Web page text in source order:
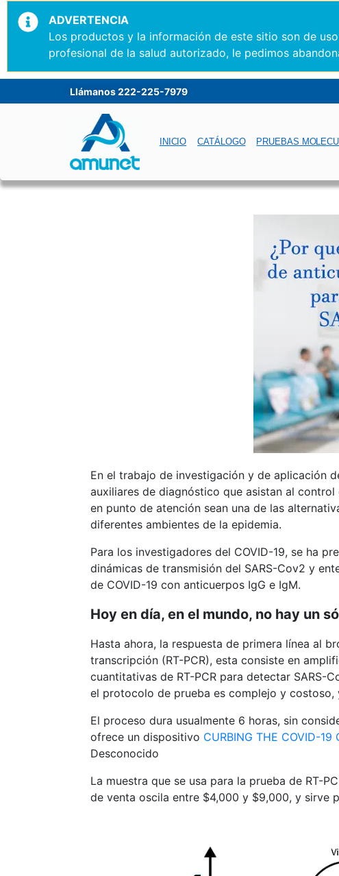
ADVERTENCIA
Los productos y la información de este sitio son de uso
profesional de la salud autorizado, le pedimos
Llámanos 222-225-7979
INICIO CATÁLOGO PRUEBAS
En el trabajo de investigación y de aplicación
auxiliares de diagnóstico que asistan al
en punto de atención sean una de las
diferentes ambientes de la epidemia.
Para los investigadores del COVID-19, se ha
dinámicas de transmisión del SARS-Cov2 y
de COVID-19 con anticuerpos IgG e IgM.
Hoy en día, en el mundo, no hay un
Hasta ahora, la respuesta de primera línea al
transcripción (RT-PCR), esta consiste en
cuantitativas de RT-PCR para detectar SARS-
el protocolo de prueba es complejo y
El proceso dura usualmente 6 horas, sin
ofrece un dispositivo CURBING THE COVID-19
Desconocido
La muestra que se usa para la prueba de RT-
de venta oscila entre $4,000 y $9,000, y sirve